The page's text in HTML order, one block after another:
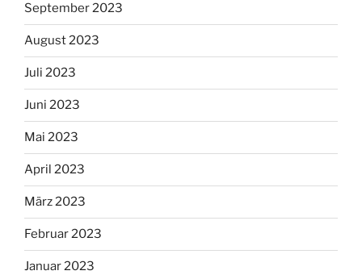
September 2023
August 2023
Juli 2023
Juni 2023
Mai 2023
April 2023
März 2023
Februar 2023
Januar 2023